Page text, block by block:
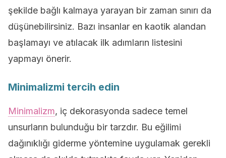
şekilde bağlı kalmaya yarayan bir zaman sınırı da
düşünebilirsiniz. Bazı insanlar en kaotik alandan
başlamayı ve atılacak ilk adımların listesini
yapmayı önerir.
Minimalizmi tercih edin
Minimalizm, iç dekorasyonda sadece temel
unsurların bulunduğu bir tarzdır. Bu eğilimi
dağınıklığı giderme yöntemine uygulamak gerekli